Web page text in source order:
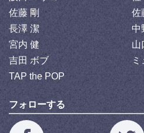
佐藤 剛
佐
長澤 潔
中
宮内 健
山
吉田 ボブ
TAP the POP
フォローする